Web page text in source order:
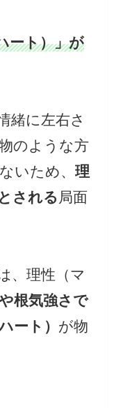
ート）」が
緒に左右さ
のような方
いため、理
される 局面
、理性（マ
根気強さで
ート） が物